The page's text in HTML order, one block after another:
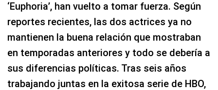
‘Euphoria’, han vuelto a tomar fuerza. Según
reportes recientes, las dos actrices ya no
mantienen la buena relación que mostraban
en temporadas anteriores y todo se debería a
sus diferencias políticas. Tras seis años
trabajando juntas en la exitosa serie de HBO,